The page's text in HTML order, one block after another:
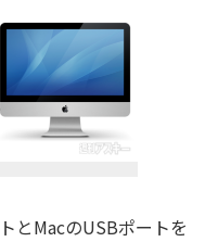
とMacのUSBポートを